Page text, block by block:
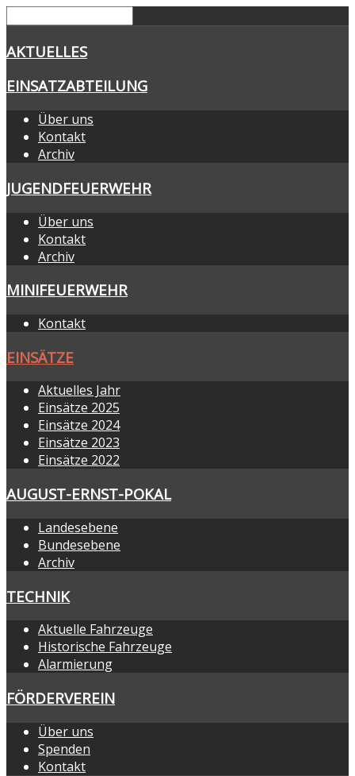
AKTUELLES
EINSATZABTEILUNG
Über uns
Kontakt
Archiv
JUGENDFEUERWEHR
Über uns
Kontakt
Archiv
MINIFEUERWEHR
Kontakt
EINSÄTZE
Aktuelles Jahr
Einsätze 2025
Einsätze 2024
Einsätze 2023
Einsätze 2022
AUGUST-ERNST-POKAL
Landesebene
Bundesebene
Archiv
TECHNIK
Aktuelle Fahrzeuge
Historische Fahrzeuge
Alarmierung
FÖRDERVEREIN
Über uns
Spenden
Kontakt